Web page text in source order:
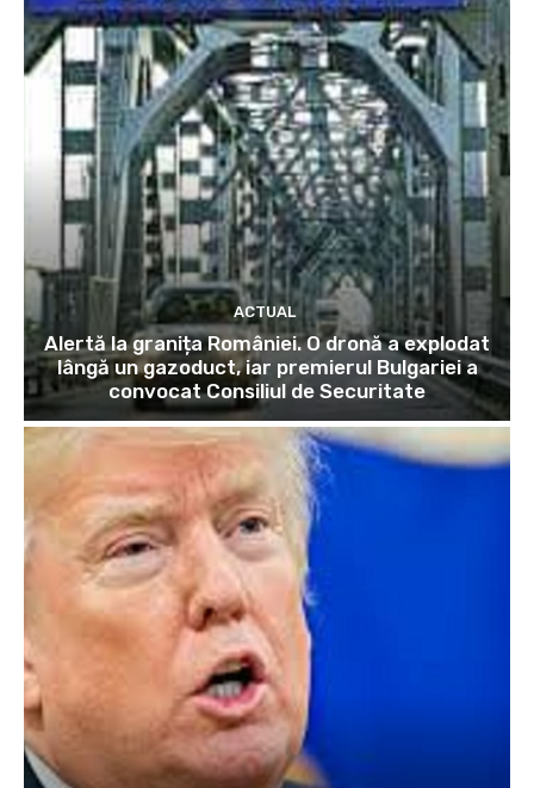
ACTUAL
Alertă la granița României. O dronă a explodat
lângă un gazoduct, iar premierul Bulgariei a
convocat Consiliul de Securitate